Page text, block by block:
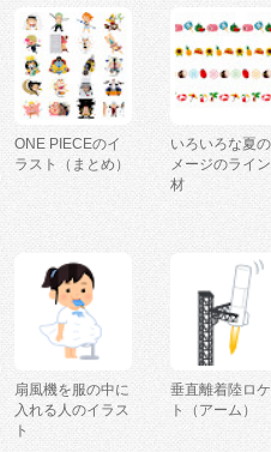
ONE PIECEのイ
ラスト（まとめ）
いろいろな夏
メージのライ
材
扇風機を服の中に
入れる人のイラス
ト
垂直離着陸ロ
ト（アーム）